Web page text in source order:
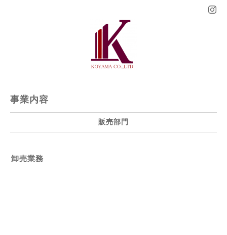
事業内容
販売部門
卸売業務